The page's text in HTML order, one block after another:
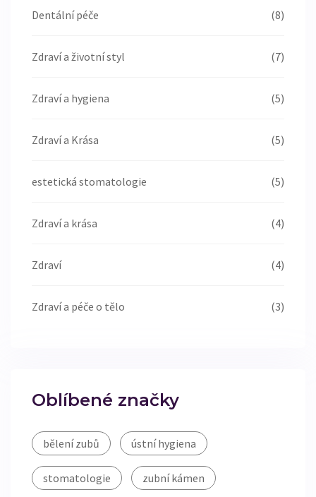
Dentální péče (8)
Zdraví a životní styl (7)
Zdraví a hygiena (5)
Zdraví a Krása (5)
estetická stomatologie (5)
Zdraví a krása (4)
Zdraví (4)
Zdraví a péče o tělo (3)
Oblíbené značky
bělení zubů ústní hygiena
stomatologie zubní kámen